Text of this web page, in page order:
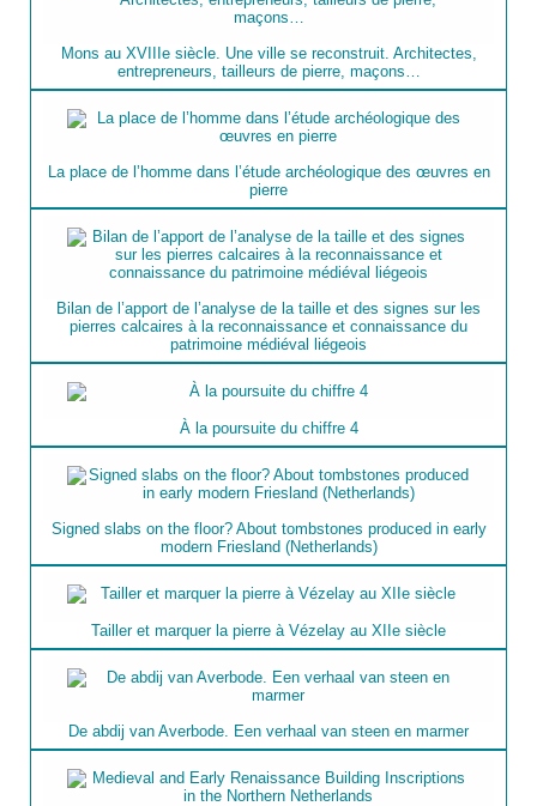
Mons au XVIIIe siècle. Une ville se reconstruit. Architectes,
entrepreneurs, tailleurs de pierre, maçons…
La place de l’homme dans l’étude archéologique des œuvres en
pierre
Bilan de l’apport de l’analyse de la taille et des signes sur les
pierres calcaires à la reconnaissance et connaissance du
patrimoine médiéval liégeois
À la poursuite du chiffre 4
Signed slabs on the floor? About tombstones produced in early
modern Friesland (Netherlands)
Tailler et marquer la pierre à Vézelay au XIIe siècle
De abdij van Averbode. Een verhaal van steen en marmer